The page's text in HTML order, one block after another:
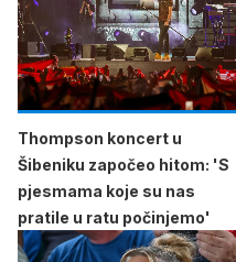
Thompson koncert u
Šibeniku započeo hitom: 'S
pjesmama koje su nas
pratile u ratu počinjemo'